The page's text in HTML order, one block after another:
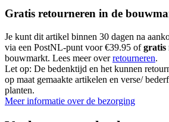
Gratis retourneren in de
Je kunt dit artikel binnen 30 dagen na
via een PostNL-punt voor €39.95 ofgratis
bouwmarkt. Lees meer overretourneren.
Let op: De bedenktijd en het kunnen
op maat gemaakte artikelen en verse/
planten.
Meer informatie over de bezorging